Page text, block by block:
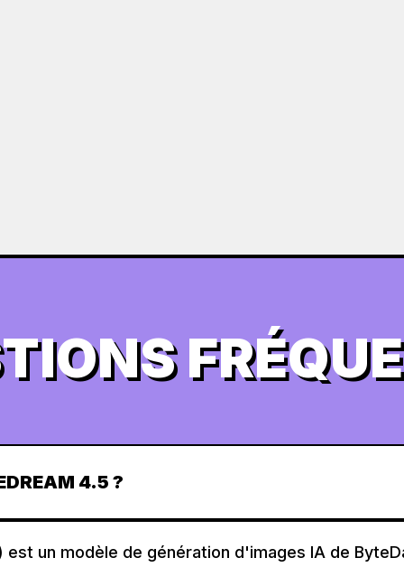
4.5 ?
est un modèle de génération d'images IA de